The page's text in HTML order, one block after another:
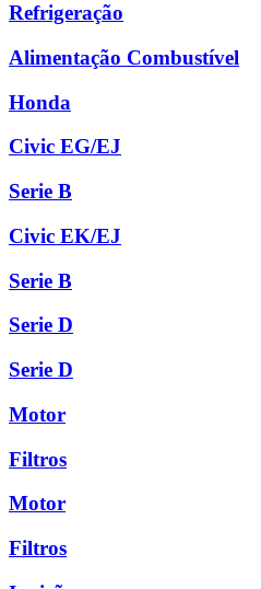
Refrigeração
Alimentação Combustível
Honda
Civic EG/EJ
Serie B
Civic EK/EJ
Serie B
Serie D
Serie D
Motor
Filtros
Motor
Filtros